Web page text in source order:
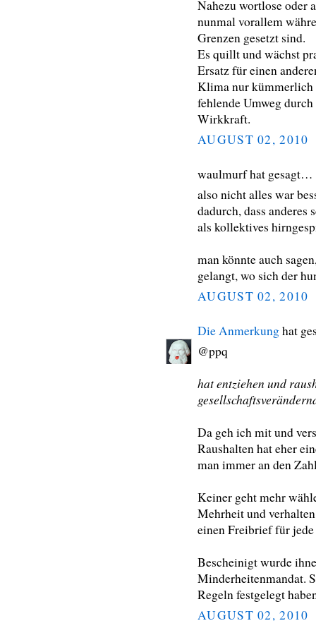
Nahezu wortlose oder
nunmal vorallem
Grenzen gesetzt sind.
Es quillt und wächst
Ersatz für einen
Klima nur kümmerlich
fehlende Umweg
Wirkkraft.
AUGUST 02, 2010
waulmurf hat gesagt…
also nicht alles war
dadurch, dass anderes
als kollektives
man könnte auch
gelangt, wo sich der
AUGUST 02, 2010
Die Anmerkunghat
@ppq
hat entziehen und
Da geh ich mit und
Raushalten hat eher
man immer an den
Keiner geht mehr
Mehrheit und
einen Freibrief für
Bescheinigt wurde
Minderheitenmandat.
Regeln festgelegt
AUGUST 02, 2010